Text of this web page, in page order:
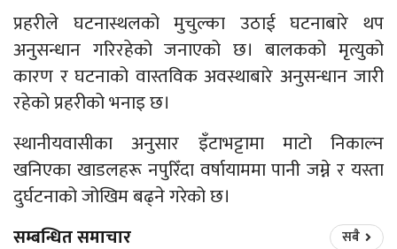
प्रहरीले घटनास्थलको मुचुल्का उठाई घटनाबारे थप
अनुसन्धान गरिरहेको जनाएको छ। बालकको मृत्युको
कारण र घटनाको वास्तविक अवस्थाबारे अनुसन्धान जारी
रहेको प्रहरीको भनाइ छ।
स्थानीयवासीका अनुसार इँटाभट्टामा माटो निकाल्न
खनिएका खाडलहरू नपुरिँदा वर्षायाममा पानी जम्ने र यस्ता
दुर्घटनाको जोखिम बढ्ने गरेको छ।
सम्बन्धित समाचार सबै